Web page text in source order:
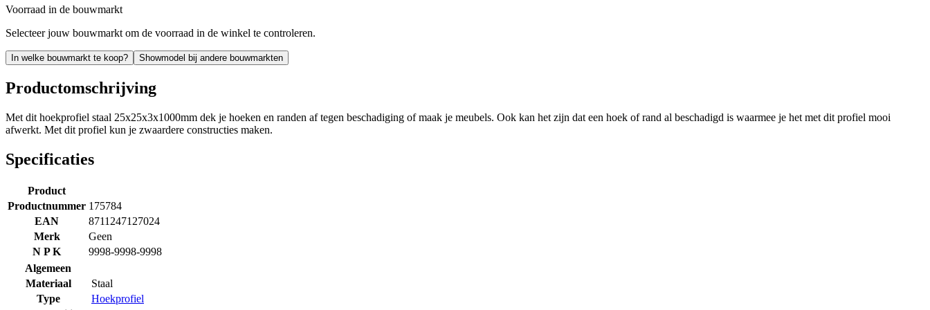
Voorraad in de bouwmarkt
Selecteer jouw bouwmarkt om de voorraad in de winkel te controleren.
In welke bouwmarkt te koop? Showmodel bij andere bouwmarkten
Productomschrijving
Met dit hoekprofiel staal 25x25x3x1000mm dek je hoeken en randen af tegen beschadiging of maak je meubels. Ook kan het zijn dat een hoek of rand al beschadigd is waarmee je het met dit profiel mooi
afwerkt. Met dit profiel kun je zwaardere constructies maken.
Specificaties
Product
Productnummer 175784
EAN
8711247127024
Merk
Geen
N P K
9998-9998-9998
Algemeen
Materiaal
Staal
Type
Hoekprofiel